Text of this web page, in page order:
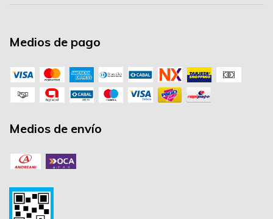
Medios de pago
Medios de envío